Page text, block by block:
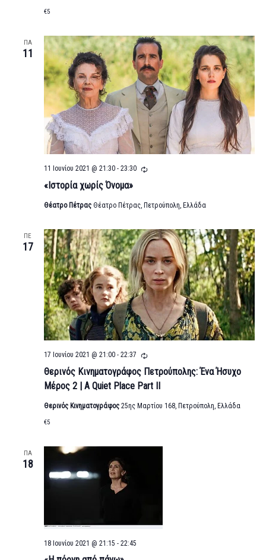
€5
ΠΑ
11
«Ιστορία χωρίς Όνομα»
11 Ιουνίου 2021 @ 21:30- 23:30 Επαναλήψιμο
Θέατρο Πέτρας Θέατρο Πέτρας, Πετρούπολη, Ελλάδα
ΠΕ
17
Θερινός Κινηματογράφος Πετρούπολης: Ένα Ήσυχο
Μέρος 2 | A Quiet Place Part II
17 Ιουνίου 2021 @ 21:00- 22:37 Επαναλήψιμο
Θερινός Κινηματογράφος 25ης Μαρτίου 168, Πετρούπολη, Ελλάδα
€5
ΠΑ
18
18 Ιουνίου 2021 @ 21:15 - 22:45